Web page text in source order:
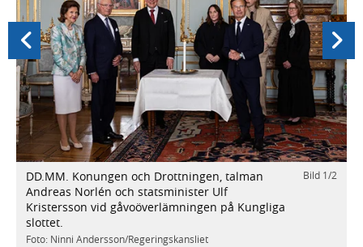
Bild 1/2
DD.MM. Konungen och Drottningen, talman
Andreas Norlén och statsminister Ulf
Kristersson vid gåvoöverlämningen på Kungliga
slottet.
Foto: Ninni Andersson/Regeringskansliet
Föregående Nästa